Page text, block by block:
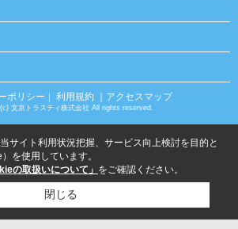
ポリシー 利用規約 ｜アクセスマップ
文京トラスティ株式会社 All rights reserved.
サイト利用状況把握、サービス向上検討を目的と
を使用しています。
の取扱いについて」 をご確認ください。
閉じる